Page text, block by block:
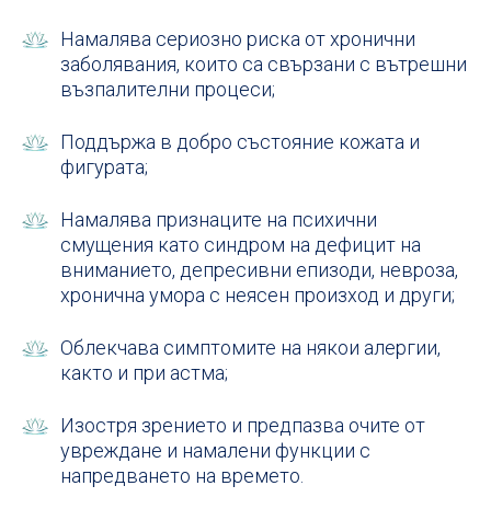
Намалява сериозно риска от хронични
заболявания, които са свързани с вътрешни
възпалителни процеси;
Поддържа в добро състояние кожата и
фигурата;
Намалява признаците на психични
смущения като синдром на дефицит на
вниманието, депресивни епизоди, невроза,
хронична умора с неясен произход и други;
Облекчава симптомите на някои алергии,
както и при астма;
Изостря зрението и предпазва очите от
увреждане и намалени функции с
напредването на времето.